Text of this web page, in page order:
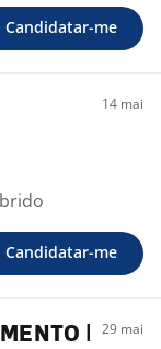
Candidatar-me
14 mai
Candidatar-me
|
29 mai